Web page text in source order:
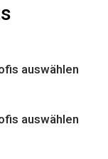
auswählen
auswählen